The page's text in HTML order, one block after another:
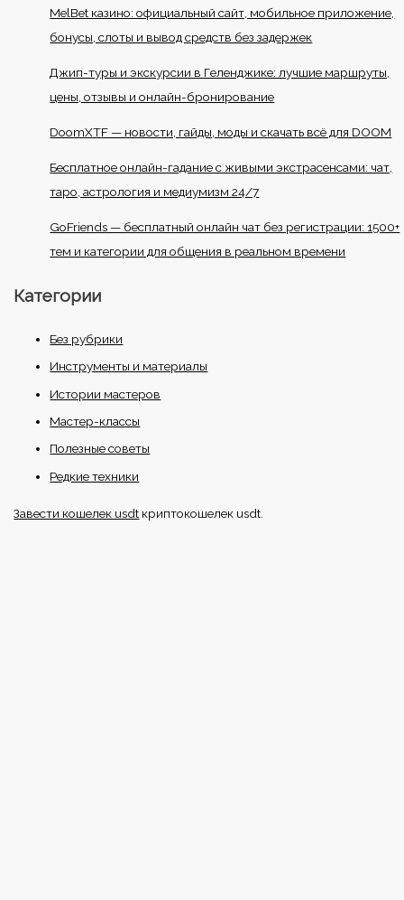
MelBet казино: официальный сайт, мобильное приложение,
бонусы, слоты и вывод средств без задержек
Джип-туры и экскурсии в Геленджике: лучшие маршруты,
цены, отзывы и онлайн-бронирование
DoomXTF — новости, гайды, моды и скачать всё для DOOM
Бесплатное онлайн-гадание с живыми экстрасенсами: чат,
таро, астрология и медиумизм 24/7
GoFriends — бесплатный онлайн чат без регистрации: 1500+
тем и категории для общения в реальном времени
Категории
Без рубрики
Инструменты и материалы
Истории мастеров
Мастер-классы
Полезные советы
Редкие техники
Завести кошелек usdt криптокошелек usdt.